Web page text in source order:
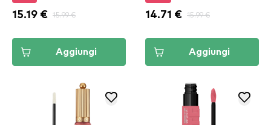
15.19 € 15.99 €
Aggiungi
14.71 € 15.99 €
Aggiungi